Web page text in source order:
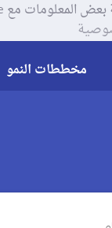
مخططات النمو